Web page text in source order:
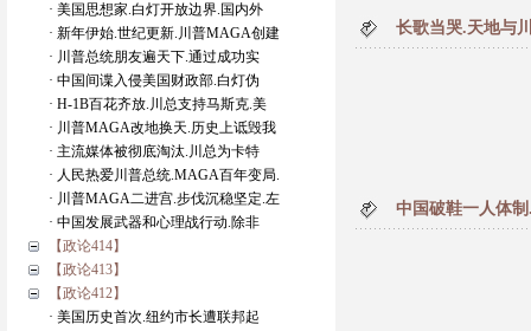
· 美国思想家.白灯开放边界.国内外
· 新年伊始.世纪更新.川普MAGA创建
· 川普总统朋友遍天下.通过成功实
· 中国间谍入侵美国财政部.白灯伪
· H-1B百花齐放.川总支持马斯克.美
· 川普MAGA改地换天.历史上诋毁我
· 主流媒体被彻底淘汰.川总为卡特
· 人民热爱川普总统.MAGA百年变局.
· 川普MAGA二进宫.步伐沉稳坚定.左
· 中国发展武器和心理战行动.除非
【政论414】
【政论413】
【政论412】
· 美国历史首次.纽约市长遭联邦起
长歌当哭.天地与
中国破鞋一人体